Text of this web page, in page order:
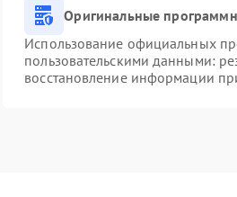
Оригинальные
Использование официальных
пользовательскими данными:
восстановление информации